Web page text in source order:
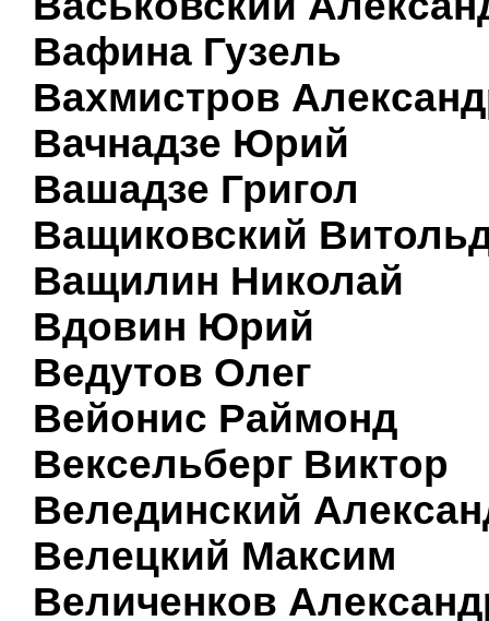
Вафина Гузель
Вахмистров
Вачнадзе Юрий
Вашадзе Григол
Ващиковский
Ващилин Николай
Вдовин Юрий
Ведутов Олег
Вейонис Раймонд
Вексельберг Виктор
Велединский
Велецкий Максим
Величенков